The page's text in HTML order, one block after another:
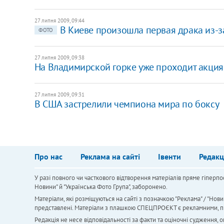
27 липня 2009, 09:44
ФОТО
В Киеве произошла первая драка из-
27 липня 2009, 09:38
На Владимирской горке уже проходит
27 липня 2009, 09:31
В США застрелили чемпиона мира по боксу
Про нас Реклама на сайті Івенти
У разі повного чи часткового відтворення матеріалів пряме
Новини" й "Українська Фото Група", заборонено.
Матеріали, які розміщуються на сайті з позначкою "Реклама" /
представлені. Матеріали з плашкою СПЕЦПРОЄКТ є рекламними,
Редакція не несе відповідальності за факти та оціночні